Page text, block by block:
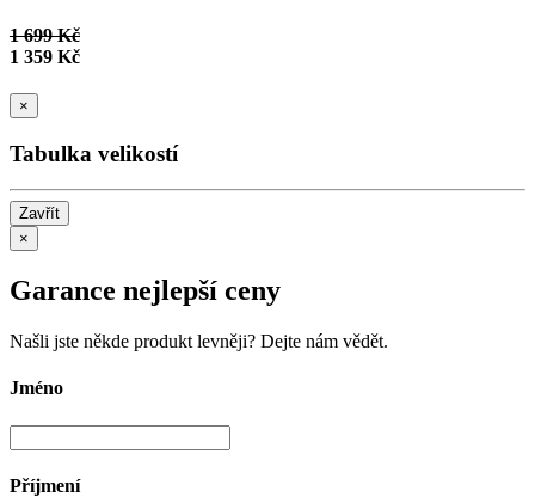
1 699 Kč
1 359 Kč
×
Tabulka velikostí
Zavřít
×
Garance nejlepší ceny
Našli jste někde produkt levněji? Dejte nám vědět.
Jméno
Příjmení